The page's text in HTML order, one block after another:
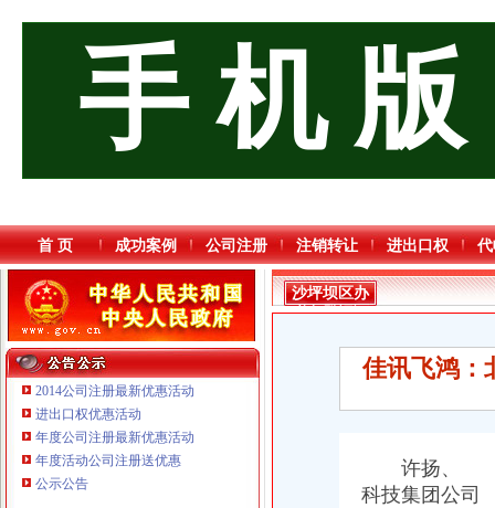
手 机 版
首 页 成功案例 公司注册 注销转让 进出口权
2014公司注册最新优惠活动
进出口权优惠活动
年度公司注册最新优惠活动
年度活动公司注册送优惠
公示公告
重庆三虹房地产营销策划有限公司
沙坪坝区办
税务登记证
佳讯飞鸿：
许扬、 《
科技集团公